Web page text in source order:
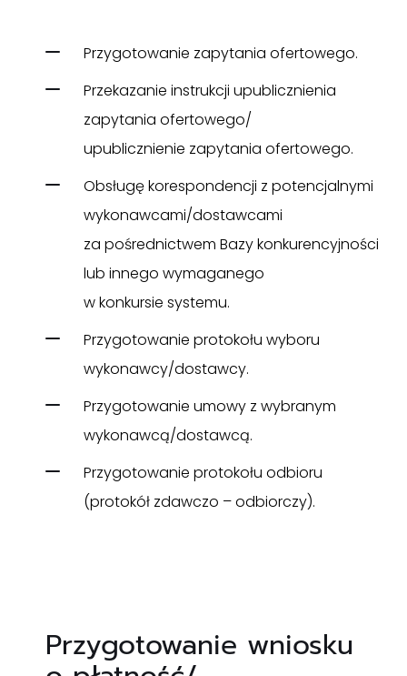
Przygotowanie zapytania ofertowego.
Przekazanie instrukcji upublicznienia
zapytania ofertowego/
upublicznienie zapytania ofertowego.
Obsługę korespondencji z potencjalnymi
wykonawcami/dostawcami
za pośrednictwem Bazy konkurencyjności
lub innego wymaganego
w konkursie systemu.
Przygotowanie protokołu wyboru
wykonawcy/dostawcy.
Przygotowanie umowy z wybranym
wykonawcą/dostawcą.
Przygotowanie protokołu odbioru
(protokół zdawczo – odbiorczy).
Przygotowanie wniosku